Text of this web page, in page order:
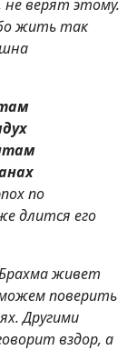
верят этому.
жить так
по
длится его
живет
поверить
Другими
вздор, а